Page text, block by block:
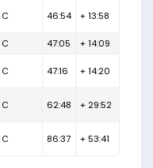
C 46:54 + 13:58
C 47:05 + 14:09
C 47:16 + 14:20
C 62:48 + 29:52
C 86:37 + 53:41